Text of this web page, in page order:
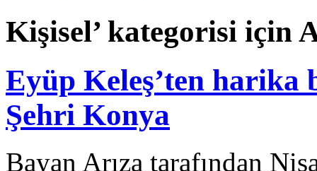
Kişisel’ kategorisi için
Eyüp Keleş’ten harika
Şehri Konya
Bayan Arıza tarafından